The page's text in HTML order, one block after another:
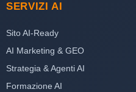
SERVIZI AI
Sito AI-Ready
AI Marketing & GEO
Strategia & Agenti AI
Formazione AI